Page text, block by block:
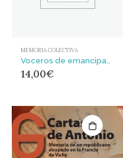
MEMORIA COLECTIVA
14,00€